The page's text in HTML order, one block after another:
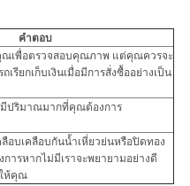
คำตอบ
ณเพื่อตรวจสอบคุณภาพ แต่คุณควรจะ
รียกเก็บเงินเมื่อมีการสั่งซื้ออย่างเป็น
ปริมาณมากที่คุณต้องการ
อบเคลือบกันน้ำเหี่ยวย่นหรือปิดทอง
ารหากไม่มีเราจะพยายามอย่างดี
ห้คุณ